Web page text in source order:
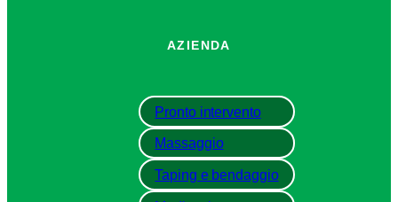
AZIENDA
Pronto intervento
Massaggio
Taping e bendaggio